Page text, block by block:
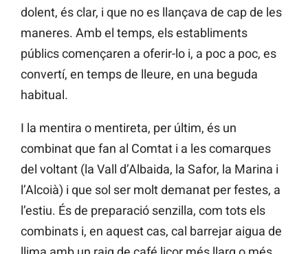
dolent, és clar, i que no es llançava de cap de les
maneres. Amb el temps, els establiments
públics començaren a oferir-lo i, a poc a poc, es
convertí, en temps de lleure, en una beguda
habitual.
I la mentira o mentireta, per últim, és un
combinat que fan al Comtat i a les comarques
del voltant (la Vall d’Albaida, la Safor, la Marina i
l’Alcoià) i que sol ser molt demanat per festes, a
l’estiu. És de preparació senzilla, com tots els
combinats i, en aquest cas, cal barrejar aigua de